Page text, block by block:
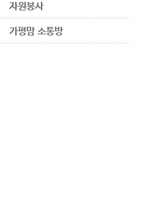
자원봉사
가평맘 소통방